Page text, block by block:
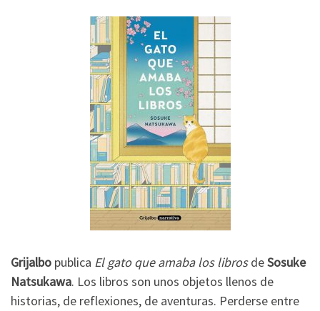
Grijalbo publica El gato que amaba los librosdeSosuke
Natsukawa. Los libros son unos objetos llenos de
historias, de reflexiones, de aventuras. Perderse entre